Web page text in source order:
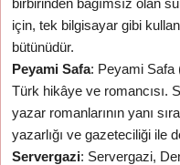
birbirinden bağımsız olan
için, tek bilgisayar gibi
bütünüdür.
Peyami Safa: Peyami Safa
Türk hikâye ve romancısı.
yazar romanlarının yanı
yazarlığı ve gazeteciliği ile
Servergazi: Servergazi,